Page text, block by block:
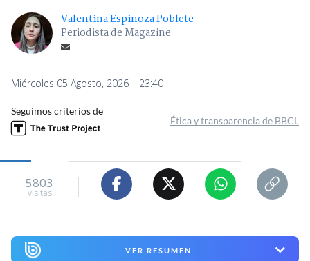
Valentina Espinoza Poblete
Periodista de Magazine
Miércoles 05 Agosto, 2026 | 23:40
Seguimos criterios de
Ética y transparencia de BBCL
5803
visitas
VER RESUMEN